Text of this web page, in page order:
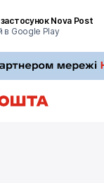
Nova Post
в Google Play